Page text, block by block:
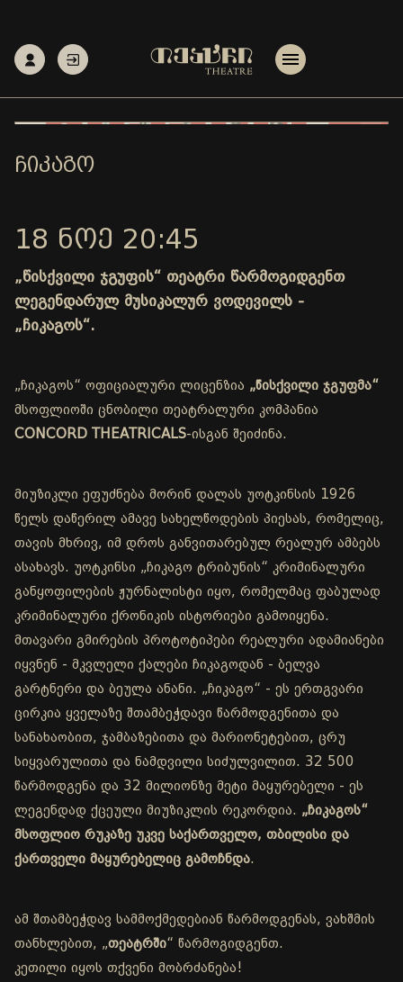
ᲩᲘᲙᲐᲒᲝ
18 ᲜᲝᲔ 20:45
„წისქვილი ჯგუფის“ თეატრი წარმოგიდგენთ
ლეგენდარულ მუსიკალურ ვოდევილს -
„ჩიკაგოს“.
„ჩიკაგოს“ ოფიციალური ლიცენზია „წისქვილი ჯგუფმა“
მსოფლიოში ცნობილი თეატრალური კომპანია
CONCORD THEATRICALS-ისგან შეიძინა.
მიუზიკლი ეფუძნება მორინ დალას უოტკინსის 1926
წელს დაწერილ ამავე სახელწოდების პიესას, რომელიც,
თავის მხრივ, იმ დროს განვითარებულ რეალურ ამბებს
ასახავს. უოტკინსი „ჩიკაგო ტრიბუნის“ კრიმინალური
განყოფილების ჟურნალისტი იყო, რომელმაც ფაბულად
კრიმინალური ქრონიკის ისტორიები გამოიყენა.
მთავარი გმირების პროტოტიპები რეალური ადამიანები
იყვნენ - მკვლელი ქალები ჩიკაგოდან - ბელვა
გარტნერი და ბეულა ანანი. „ჩიკაგო“ - ეს ერთგვარი
ცირკია ყველაზე შთამბეჭდავი წარმოდგენითა და
სანახაობით, ჯამბაზებითა და მარიონეტებით, ცრუ
სიყვარულითა და ნამდვილი სიძულვილით. 32 500
წარმოდგენა და 32 მილიონზე მეტი მაყურებელი - ეს
ლეგენდად ქცეული მიუზიკლის რეკორდია. „ჩიკაგოს“
მსოფლიო რუკაზე უკვე საქართველო, თბილისი და
ქართველი მაყურებელიც გამოჩნდა.
ამ შთამბეჭდავ სამმოქმედებიან წარმოდგენას, ვახშმის
თანხლებით, „თეატრში“ წარმოგიდგენთ.
კეთილი იყოს თქვენი მობრძანება!